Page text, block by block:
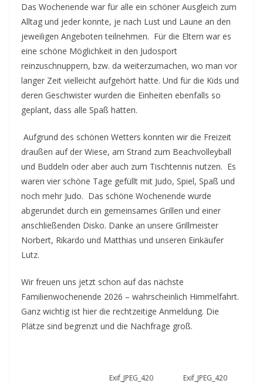
Das Wochenende war für alle ein schöner Ausgleich zum
Alltag und jeder konnte, je nach Lust und Laune an den
jeweiligen Angeboten teilnehmen. Für die Eltern war es
eine schöne Möglichkeit in den Judosport
reinzuschnuppern, bzw. da weiterzumachen, wo man vor
langer Zeit vielleicht aufgehört hatte. Und für die Kids und
deren Geschwister wurden die Einheiten ebenfalls so
geplant, dass alle Spaß hatten.
Aufgrund des schönen Wetters konnten wir die Freizeit
draußen auf der Wiese, am Strand zum Beachvolleyball
und Buddeln oder aber auch zum Tischtennis nutzen. Es
waren vier schöne Tage gefüllt mit Judo, Spiel, Spaß und
noch mehr Judo. Das schöne Wochenende wurde
abgerundet durch ein gemeinsames Grillen und einer
anschließenden Disko. Danke an unsere Grillmeister
Norbert, Rikardo und Matthias und unseren Einkäufer
Lutz.
Wir freuen uns jetzt schon auf das nächste
Familienwochenende 2026 – wahrscheinlich Himmelfahrt.
Ganz wichtig ist hier die rechtzeitige Anmeldung. Die
Plätze sind begrenzt und die Nachfrage groß.
Exif_JPEG_420 Exif_JPEG_420